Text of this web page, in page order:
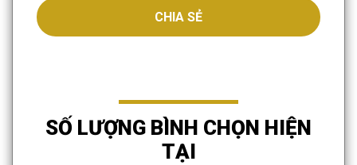
CHIA SẺ
SỐ LƯỢNG BÌNH CHỌN HIỆN
TẠI